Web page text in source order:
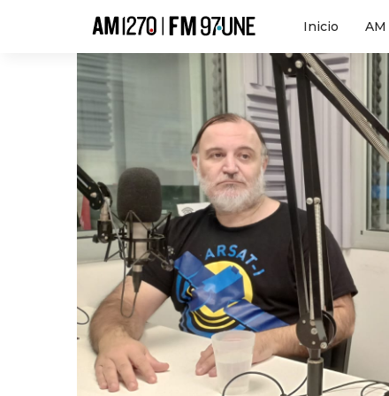
Inicio AM